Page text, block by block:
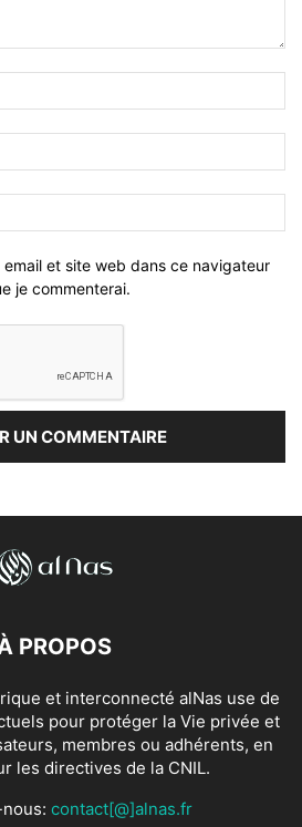
email et site web dans ce navigateur
je commenterai.
PROPOS
et interconnecté alNas use de
pour protéger la Vie privée et
membres ou adhérents, en
les directives de la CNIL.
contact[@]alnas.fr